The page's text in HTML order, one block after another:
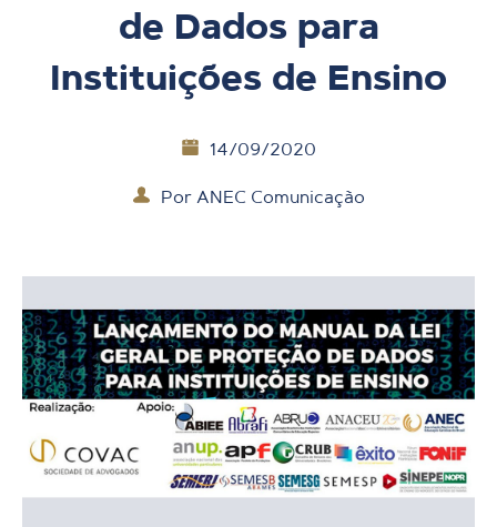
de Dados para
Instituições de Ensino
14/09/2020
PorANEC Comunicação